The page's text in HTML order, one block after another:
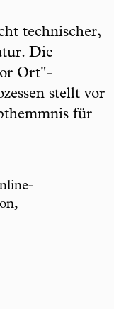
technischer,
Die
Ort"-
stellt vor
für